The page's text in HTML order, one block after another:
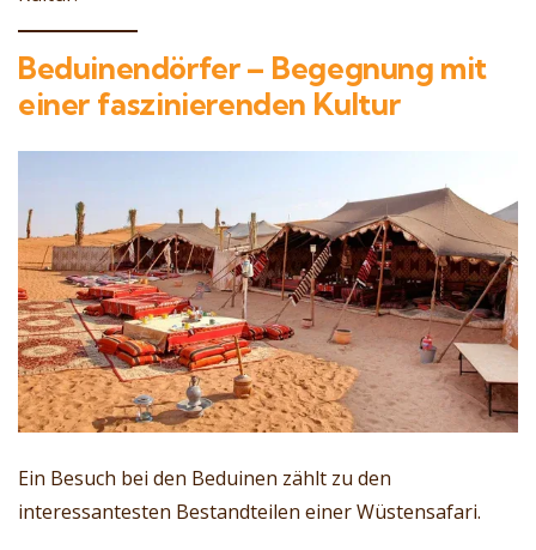
Beduinendörfer – Begegnung mit
einer faszinierenden Kultur
Ein Besuch bei den Beduinen zählt zu den
interessantesten Bestandteilen einer Wüstensafari.